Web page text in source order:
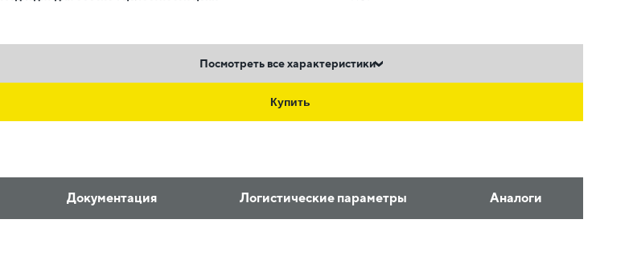
Посмотреть все характеристики
Купить
Документация Логистические параметры Аналоги